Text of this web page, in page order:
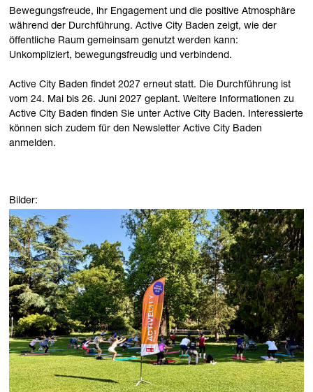
Bewegungsfreude, ihr Engagement und die positive Atmosphäre
während der Durchführung. Active City Baden zeigt, wie der
öffentliche Raum gemeinsam genutzt werden kann:
Unkompliziert, bewegungsfreudig und verbindend.
Active City Baden findet 2027 erneut statt. Die Durchführung ist
vom 24. Mai bis 26. Juni 2027 geplant. Weitere Informationen zu
Active City Baden finden Sie unter Active City Baden. Interessierte
können sich zudem für den Newsletter Active City Baden
anmelden.
Bilder: